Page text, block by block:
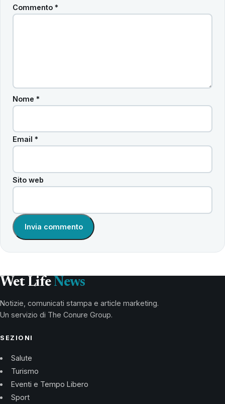
Commento *
Nome *
Email *
Sito web
Wet Life News
Notizie, comunicati stampa e article marketing.
Un servizio di The Conure Group.
SEZIONI
Salute
Turismo
Eventi e Tempo Libero
Sport